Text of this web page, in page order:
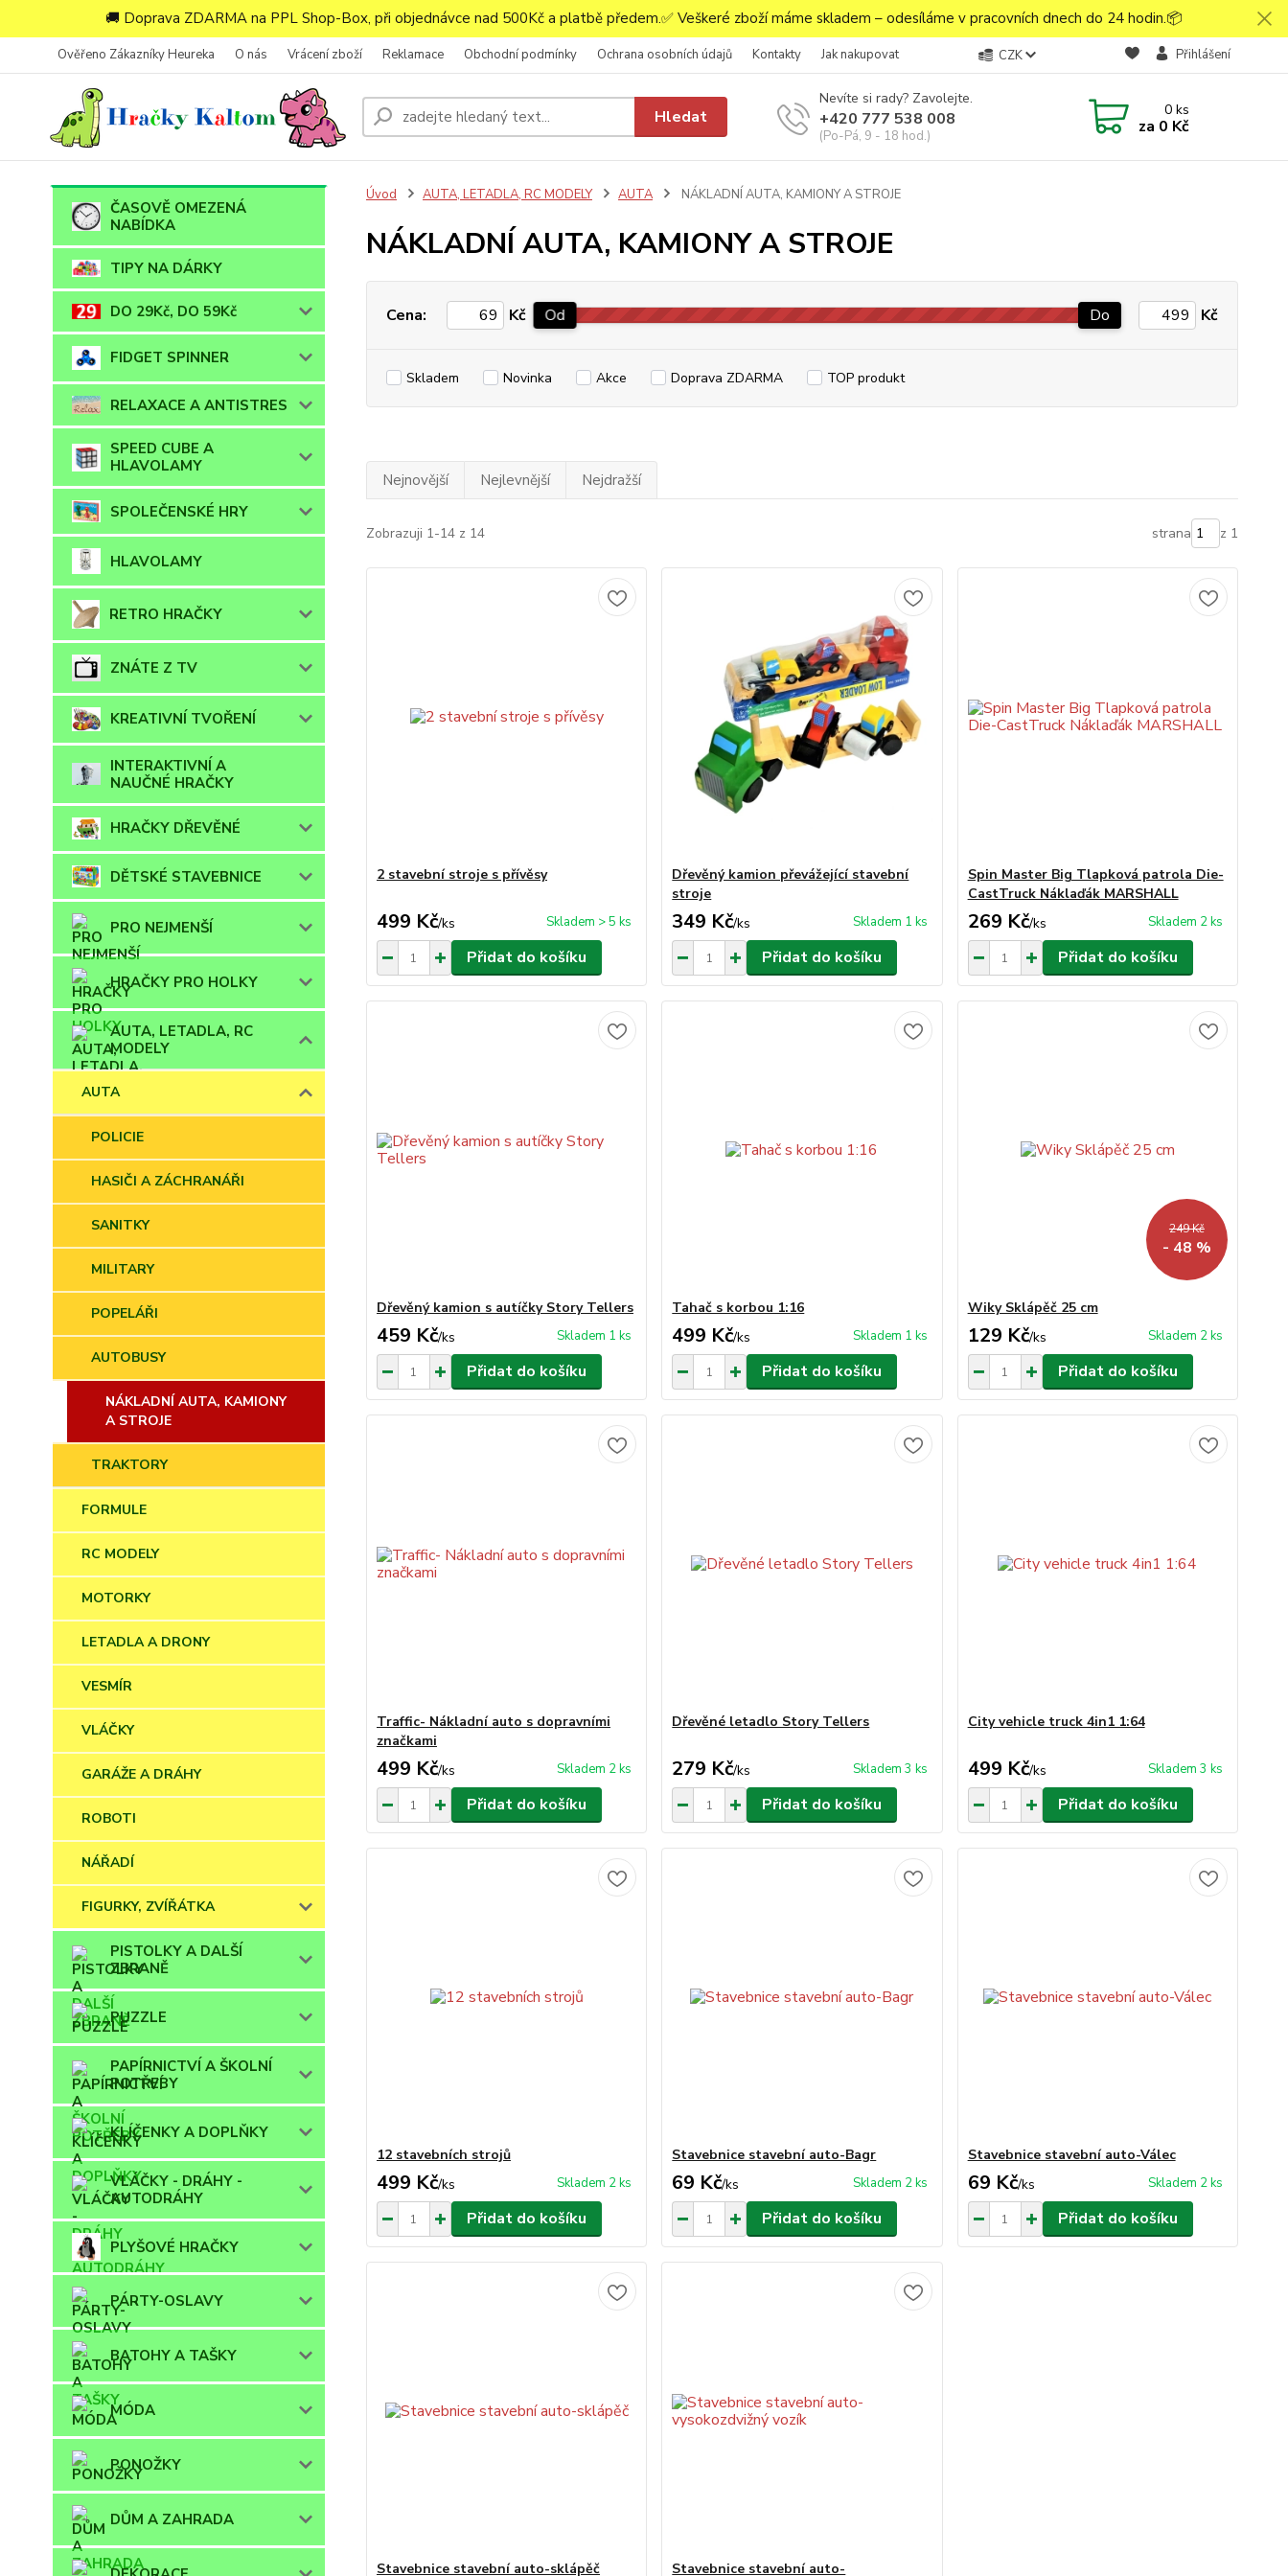
🚚 Doprava ZDARMA na PPL Shop-Box, při objednávce nad 500Kč a platbě předem.✅ Veškeré zboží máme skladem – odesíláme v pracovních dnech do 24 hodin.📦
Ověřeno Zákazníky Heureka O nás Vrácení zboží Reklamace Obchodní podmínky Ochrana osobních údajů Kontakty Jak nakupovat CZK Přihlášení
Hledat
Nevíte si rady? Zavolejte.
+420 777 538 008
(Po-Pá, 9 - 18 hod.)
0ks
za 0 Kč
ČASOVĚ OMEZENÁ
NABÍDKA
TIPY NA DÁRKY
DO 29Kč, DO 59Kč
FIDGET SPINNER
RELAXACE A ANTISTRES
SPEED CUBE A
HLAVOLAMY
SPOLEČENSKÉ HRY
HLAVOLAMY
RETRO HRAČKY
ZNÁTE Z TV
KREATIVNÍ TVOŘENÍ
INTERAKTIVNÍ A
NAUČNÉ HRAČKY
HRAČKY DŘEVĚNÉ
DĚTSKÉ STAVEBNICE
PRO NEJMENŠÍ
HRAČKY PRO HOLKY
AUTA, LETADLA, RC
MODELY
AUTA
POLICIE
HASIČI A ZÁCHRANÁŘI
SANITKY
MILITARY
POPELÁŘI
AUTOBUSY
NÁKLADNÍ AUTA, KAMIONY
A STROJE
TRAKTORY
FORMULE
RC MODELY
MOTORKY
LETADLA A DRONY
VESMÍR
VLÁČKY
GARÁŽE A DRÁHY
ROBOTI
NÁŘADÍ
FIGURKY, ZVÍŘÁTKA
PISTOLKY A DALŠÍ
ZBRANĚ
PUZZLE
PAPÍRNICTVÍ A ŠKOLNÍ
POTŘEBY
KLÍČENKY A DOPLŇKY
VLÁČKY - DRÁHY -
AUTODRÁHY
PLYŠOVÉ HRAČKY
PÁRTY-OSLAVY
BATOHY A TAŠKY
MÓDA
PONOŽKY
DŮM A ZAHRADA
Úvod AUTA, LETADLA, RC MODELY AUTA NÁKLADNÍ AUTA, KAMIONY A STROJE
NÁKLADNÍ AUTA, KAMIONY A STROJE
Cena: Kč Od Do Kč
Skladem Novinka Akce Doprava ZDARMA TOP produkt
Nejnovější Nejlevnější Nejdražší
Zobrazuji 1-14 z 14 strana z 1
2 stavební stroje s přívěsy
499 Kč/ks Skladem > 5 ks
Přidat do košíku
Dřevěný kamion převážející stavební
stroje
349 Kč/ks Skladem 1 ks
Přidat do košíku
Spin Master Big Tlapková patrola Die-
CastTruck Náklaďák MARSHALL
269 Kč/ks Skladem 2 ks
Přidat do košíku
Dřevěný kamion s autíčky Story Tellers
459 Kč/ks Skladem 1 ks
Přidat do košíku
Tahač s korbou 1:16
499 Kč/ks Skladem 1 ks
Přidat do košíku
249 Kč
- 48 %
Wiky Sklápěč 25 cm
129 Kč/ks Skladem 2 ks
Přidat do košíku
Traffic- Nákladní auto s dopravními
značkami
499 Kč/ks Skladem 2 ks
Přidat do košíku
Dřevěné letadlo Story Tellers
279 Kč/ks Skladem 3 ks
Přidat do košíku
City vehicle truck 4in1 1:64
499 Kč/ks Skladem 3 ks
Přidat do košíku
12 stavebních strojů
499 Kč/ks Skladem 2 ks
Přidat do košíku
Stavebnice stavební auto-Bagr
69 Kč/ks Skladem 2 ks
Přidat do košíku
Stavebnice stavební auto-Válec
69 Kč/ks Skladem 2 ks
Přidat do košíku
Stavebnice stavební auto-sklápěč
Stavebnice stavební auto-